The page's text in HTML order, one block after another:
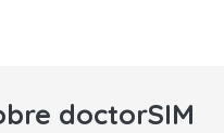
doctorSIM